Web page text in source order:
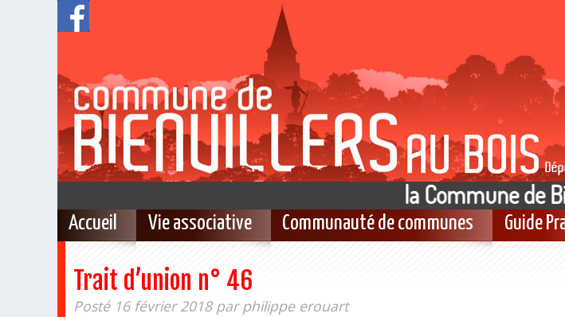
la Commune de
Accueil Vie associative Communauté de communes Guide
Trait d’union n° 46
Posté 16 février 2018 par philippe erouart